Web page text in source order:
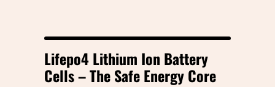
Lifepo4 Lithium Ion Battery
Cells – The Safe Energy Core